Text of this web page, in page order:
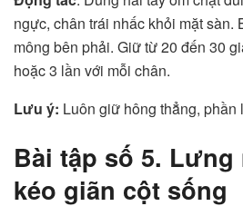
ngực, chân trái nhấc khỏi mặt sàn.
mông bên phải. Giữ từ 20 đến 30
hoặc 3 lần với mỗi chân.
Lưu ý: Luôn giữ hông thẳng, phần
Bài tập số 5. Lưng
kéo giãn cột sống